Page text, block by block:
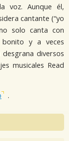
voz. Aunque él,
cantante (“yo
solo canta con
y a veces
diversos
musicales Read
.